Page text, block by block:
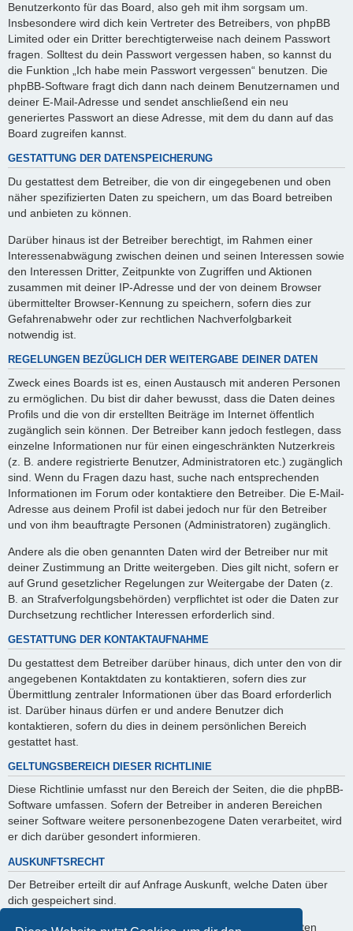
Benutzerkonto für das Board, also geh mit ihm sorgsam um.
Insbesondere wird dich kein Vertreter des Betreibers, von phpBB
Limited oder ein Dritter berechtigterweise nach deinem Passwort
fragen. Solltest du dein Passwort vergessen haben, so kannst du
die Funktion „Ich habe mein Passwort vergessen“ benutzen. Die
phpBB-Software fragt dich dann nach deinem Benutzernamen und
deiner E-Mail-Adresse und sendet anschließend ein neu
generiertes Passwort an diese Adresse, mit dem du dann auf das
Board zugreifen kannst.
GESTATTUNG DER DATENSPEICHERUNG
Du gestattest dem Betreiber, die von dir eingegebenen und oben
näher spezifizierten Daten zu speichern, um das Board betreiben
und anbieten zu können.
Darüber hinaus ist der Betreiber berechtigt, im Rahmen einer
Interessenabwägung zwischen deinen und seinen Interessen sowie
den Interessen Dritter, Zeitpunkte von Zugriffen und Aktionen
zusammen mit deiner IP-Adresse und der von deinem Browser
übermittelter Browser-Kennung zu speichern, sofern dies zur
Gefahrenabwehr oder zur rechtlichen Nachverfolgbarkeit
notwendig ist.
REGELUNGEN BEZÜGLICH DER WEITERGABE DEINER DATEN
Zweck eines Boards ist es, einen Austausch mit anderen Personen
zu ermöglichen. Du bist dir daher bewusst, dass die Daten deines
Profils und die von dir erstellten Beiträge im Internet öffentlich
zugänglich sein können. Der Betreiber kann jedoch festlegen, dass
einzelne Informationen nur für einen eingeschränkten Nutzerkreis
(z. B. andere registrierte Benutzer, Administratoren etc.) zugänglich
sind. Wenn du Fragen dazu hast, suche nach entsprechenden
Informationen im Forum oder kontaktiere den Betreiber. Die E-Mail-
Adresse aus deinem Profil ist dabei jedoch nur für den Betreiber
und von ihm beauftragte Personen (Administratoren) zugänglich.
Andere als die oben genannten Daten wird der Betreiber nur mit
deiner Zustimmung an Dritte weitergeben. Dies gilt nicht, sofern er
auf Grund gesetzlicher Regelungen zur Weitergabe der Daten (z.
B. an Strafverfolgungsbehörden) verpflichtet ist oder die Daten zur
Durchsetzung rechtlicher Interessen erforderlich sind.
GESTATTUNG DER KONTAKTAUFNAHME
Du gestattest dem Betreiber darüber hinaus, dich unter den von dir
angegebenen Kontaktdaten zu kontaktieren, sofern dies zur
Übermittlung zentraler Informationen über das Board erforderlich
ist. Darüber hinaus dürfen er und andere Benutzer dich
kontaktieren, sofern du dies in deinem persönlichen Bereich
gestattet hast.
GELTUNGSBEREICH DIESER RICHTLINIE
Diese Richtlinie umfasst nur den Bereich der Seiten, die die phpBB-
Software umfassen. Sofern der Betreiber in anderen Bereichen
seiner Software weitere personenbezogene Daten verarbeitet, wird
er dich darüber gesondert informieren.
AUSKUNFTSRECHT
Der Betreiber erteilt dir auf Anfrage Auskunft, welche Daten über
dich gespeichert sind.
Du kannst jederzeit die Löschung bzw. Sperrung deiner Daten